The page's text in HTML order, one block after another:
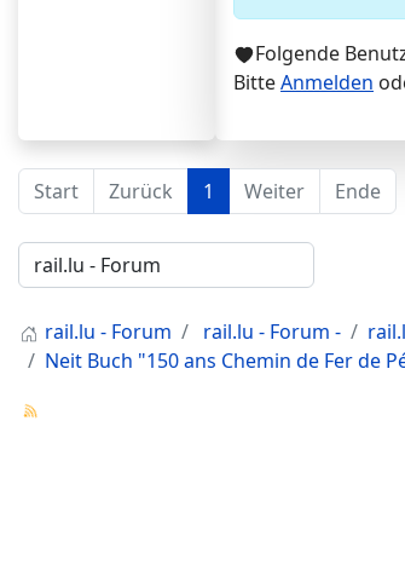
Folgende
BitteAnmelden
Start Zurück 1 Weiter Ende
rail.lu - Forum rail.lu - Forum -
Neit Buch "150 ans Chemin de Fer de